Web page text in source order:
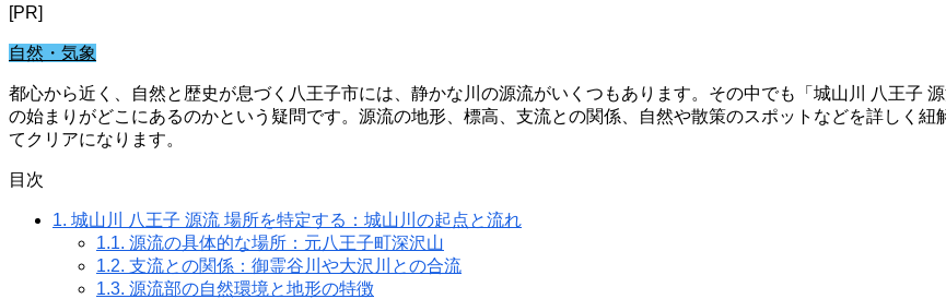
[PR]
自然・気象
都心から近く、自然と歴史が息づく八王子市には、静かな川の源流がいくつもあります。その中でも「城山川 八王子
の始まりがどこにあるのかという疑問です。源流の地形、標高、支流との関係、自然や散策のスポットなどを詳しく
てクリアになります。
目次
1. 城山川 八王子 源流 場所を特定する：城山川の起点と流れ
1.1. 源流の具体的な場所：元八王子町深沢山
1.2. 支流との関係：御霊谷川や大沢川との合流
1.3. 源流部の自然環境と地形の特徴